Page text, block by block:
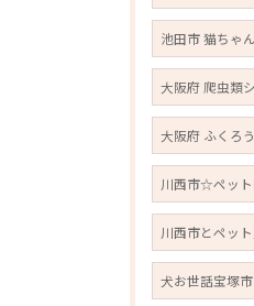
池田市 猫ちゃ
大阪府 爬虫類
大阪府 ふくろ
川西市☆ペッ
川西市とペッ
犬お世話宝塚市